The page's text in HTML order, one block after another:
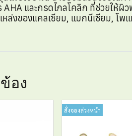
AHA และกรดไกลโคลิก ที่ช่วยให้
หล่งของแคลเซียม, แมกนีเซียม, โพ
อง
สั่งจองล่วงหน้า